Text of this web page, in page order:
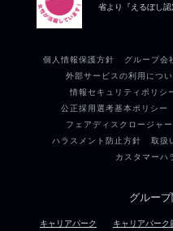
省より『えるぼし認
個人情報保護方針 グループ会
外部サービスの利用につい
情報セキュリティポリシ
公正採用選考基本ポリシー
フェアディスクロージャ
ハラスメント防止方針
取扱
カスタマーハ